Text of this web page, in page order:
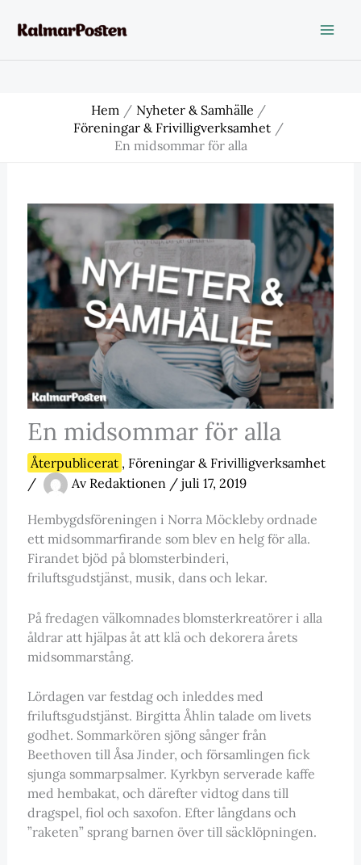
Hem
Nyheter & Samhälle
Föreningar & Frivilligverksamhet
En midsommar för alla
En midsommar för alla
Återpublicerat , Föreningar & Frivilligverksamhet
/
Av Redaktionen / juli 17, 2019
Hembygdsföreningen i Norra Möckleby ordnade
ett midsommarfirande som blev en helg för alla.
Firandet bjöd på blomsterbinderi,
friluftsgudstjänst, musik, dans och lekar.
På fredagen välkomnades blomsterkreatörer i alla
åldrar att hjälpas åt att klä och dekorera årets
midsommarstång.
Lördagen var festdag och inleddes med
friluftsgudstjänst. Birgitta Åhlin talade om livets
godhet. Sommarkören sjöng sånger från
Beethoven till Åsa Jinder, och församlingen fick
sjunga sommarpsalmer. Kyrkbyn serverade kaffe
med hembakat, och därefter vidtog dans till
dragspel, fiol och saxofon. Efter långdans och
”raketen” sprang barnen över till säcklöpningen.